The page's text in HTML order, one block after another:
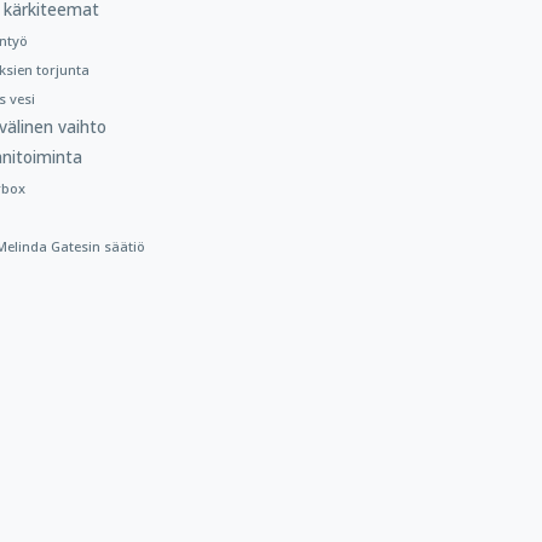
kärkiteemat
torjunta
vesi
vaihto
Gatesin säätiö